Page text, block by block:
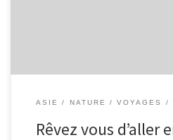
ASIE NATURE VOYAGES
Rêvez vous d’aller